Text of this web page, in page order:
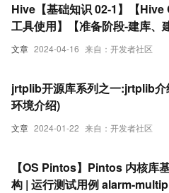
文章 2024-04-16 来自：开发者社区
Hive【基础知识 02-1】【Hive
工具使用】【准备阶段-建库、
数据、编写测试SQL脚本并上传
文章 2024-01-22 来自：开发者社区
jrtplib开源库系列之一:jrtplib
环境介绍)
【OS Pintos】Pintos 内核库
构 | 运行测试用例 alarm-